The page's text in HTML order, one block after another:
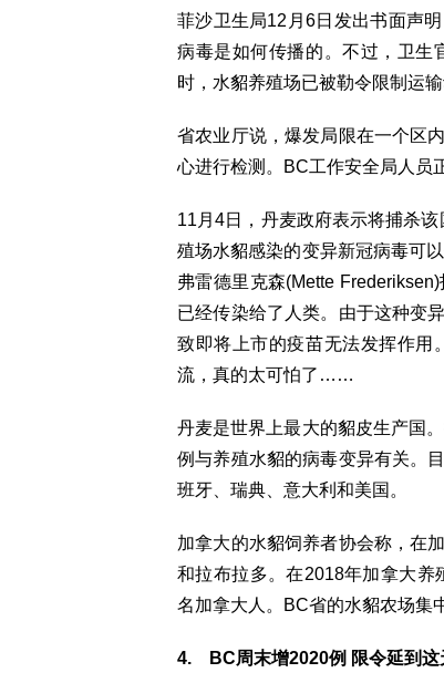
菲沙卫生局12月6日发出书面声
病毒是如何传播的。不过，卫生
时，水貂养殖场已被勒令限制运输
省农业厅说，爆发局限在一个区
心进行检测。BC工作安全局人员
11月4日，丹麦政府表示将捕杀
殖场水貂感染的变异新冠病毒可
弗雷德里克森(Mette
已经传染给了人类。由于这种变
致即将上市的疫苗无法发挥作用
流，真的太可怕了……
丹麦是世界上最大的貂皮生产国
例与养殖水貂的病毒变异有关。
班牙、瑞典、意大利和美国。
加拿大的水貂饲养者协会称，在
和拉布拉多。在2018年加拿大养
名加拿大人。BC省的水貂农场集
4. BC周末增2020例 限令延到这